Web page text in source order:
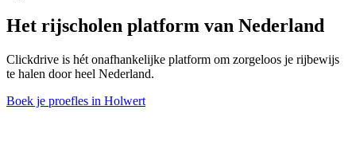
Het rijscholen platform van Nederland
Clickdrive is hét onafhankelijke platform om zorgeloos je rijbewijs
te halen door heel Nederland.
Boek je proefles in Holwert